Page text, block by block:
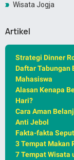
Wisata Jogja
Artikel
Strategi Dinner
Daftar Tabungan
Mahasiswa
Alasan Kenapa
Hari?
Cara Aman
Anti Jebol
Fakta-fakta
3 Tempat Makan
7 Tempat Wisata